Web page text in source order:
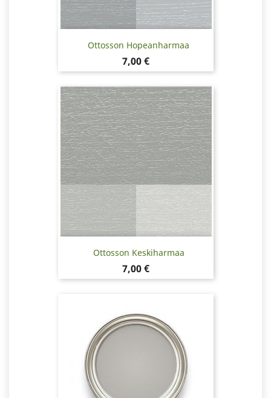
Ottosson Hopeanharmaa
Hinta
7,00 €
Ottosson Keskiharmaa
Hinta
7,00 €